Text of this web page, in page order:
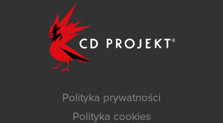
Polityka prywatności
Polityka cookies